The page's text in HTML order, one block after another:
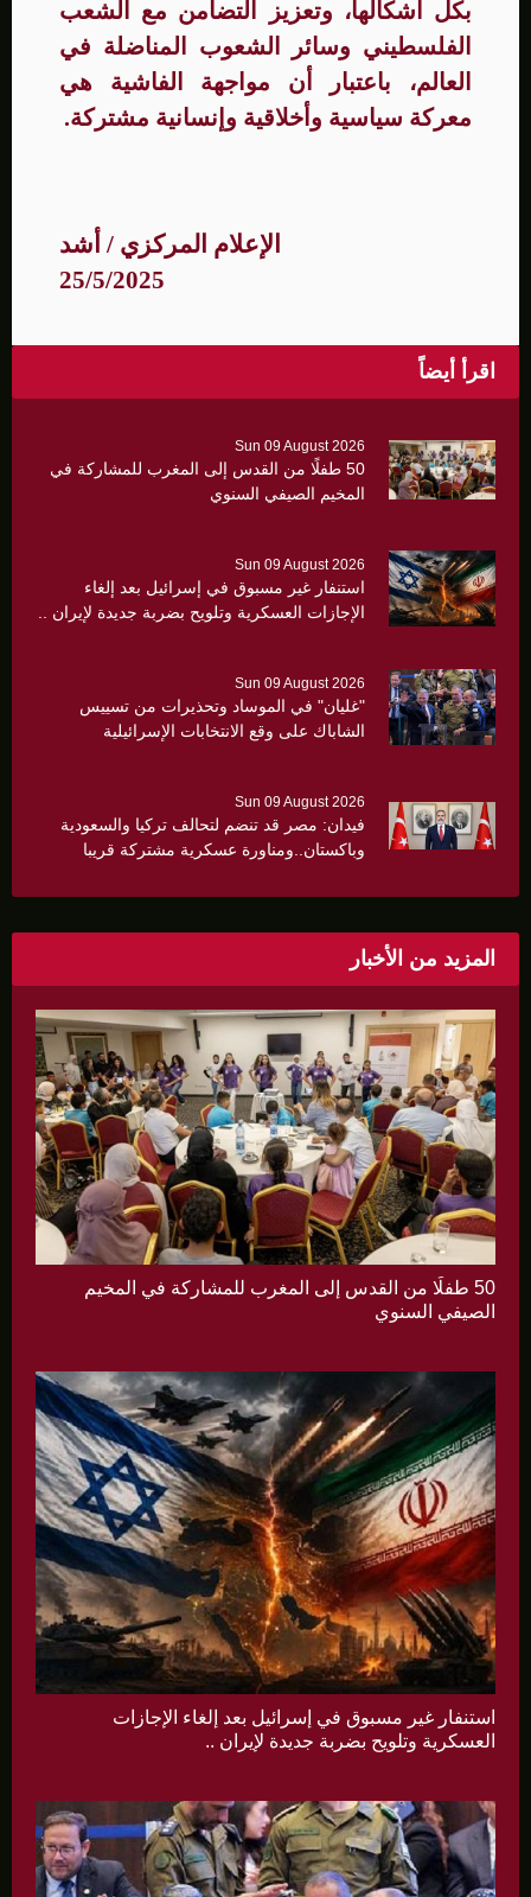
بكل أشكالها، وتعزيز التضامن مع الشعب
الفلسطيني وسائر الشعوب المناضلة في
العالم، باعتبار أن مواجهة الفاشية هي
معركة سياسية وأخلاقية وإنسانية مشتركة.
الإعلام المركزي / أشد
25/5/2025
اقرأ أيضاً
Sun 09 August 2026
50 طفلًا من القدس إلى المغرب للمشاركة في
المخيم الصيفي السنوي
Sun 09 August 2026
استنفار غير مسبوق في إسرائيل بعد إلغاء
الإجازات العسكرية وتلويح بضربة جديدة لإيران ..
Sun 09 August 2026
"غليان" في الموساد وتحذيرات من تسييس
الشاباك على وقع الانتخابات الإسرائيلية
Sun 09 August 2026
فيدان: مصر قد تنضم لتحالف تركيا والسعودية
وباكستان..ومناورة عسكرية مشتركة قريبا
المزيد من الأخبار
50 طفلًا من القدس إلى المغرب للمشاركة في المخيم
الصيفي السنوي
استنفار غير مسبوق في إسرائيل بعد إلغاء الإجازات
العسكرية وتلويح بضربة جديدة لإيران ..